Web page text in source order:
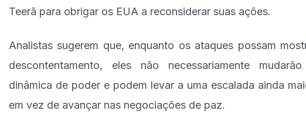
Teerã para obrigar os EUA a reconsiderar suas ações.
Analistas sugerem que, enquanto os ataques possam
descontentamento, eles não necessariamente
dinâmica de poder e podem levar a uma escalada ainda
em vez de avançar nas negociações de paz.